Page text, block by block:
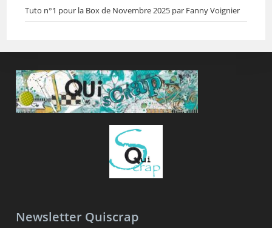
Tuto n°1 pour la Box de Novembre 2025 par Fanny Voignier
Newsletter Quiscrap